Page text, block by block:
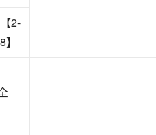
【2-
8】